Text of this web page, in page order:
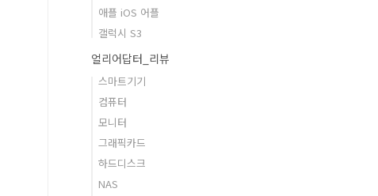
애플 iOS 어플
갤럭시 S3
얼리어답터_리뷰
스마트기기
컴퓨터
모니터
그래픽카드
하드디스크
NAS